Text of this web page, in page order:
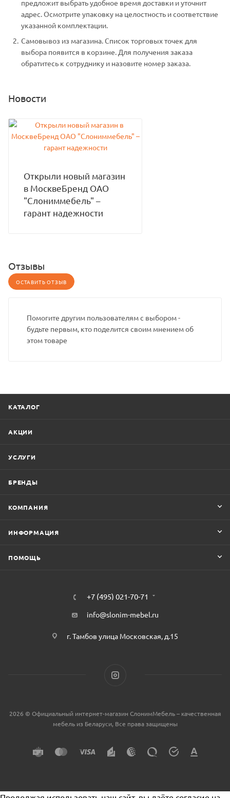
предложит выбрать удобное время доставки и уточнит
адрес. Осмотрите упаковку на целостность и соответствие
указанной комплектации.
Самовывоз из магазина. Список торговых точек для
выбора появится в корзине. Для получения заказа
обратитесь к сотруднику и назовите номер заказа.
Новости
Открыли новый магазин
в МосквеБренд ОАО
"Слониммебель" –
гарант надежности
Отзывы
ОСТАВИТЬ ОТЗЫВ
Помогите другим пользователям с выбором -
будьте первым, кто поделится своим мнением об
этом товаре
КАТАЛОГ
АКЦИИ
УСЛУГИ
БРЕНДЫ
КОМПАНИЯ
ИНФОРМАЦИЯ
ПОМОЩЬ
+7 (495) 021-70-71
info@slonim-mebel.ru
г. Тамбов улица Московская, д.15
2026 © Официальный интернет-магазин СлонимМебель – качественная
мебель из Беларуси, Все права защищены